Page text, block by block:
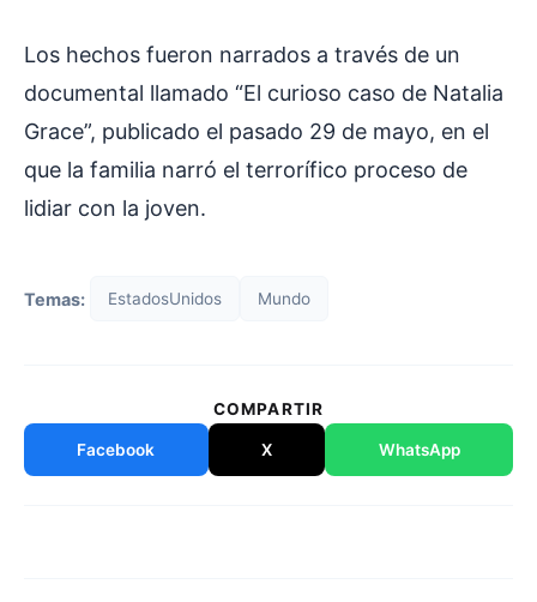
Los hechos fueron narrados a través de un
documental llamado “El curioso caso de Natalia
Grace”, publicado el pasado 29 de mayo, en el
que la familia narró el terrorífico proceso de
lidiar con la joven.
Temas: EstadosUnidos Mundo
COMPARTIR
Facebook X WhatsApp